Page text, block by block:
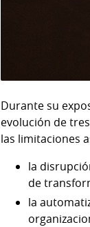
Durante su
evolución de
las limitaciones
la
de
la